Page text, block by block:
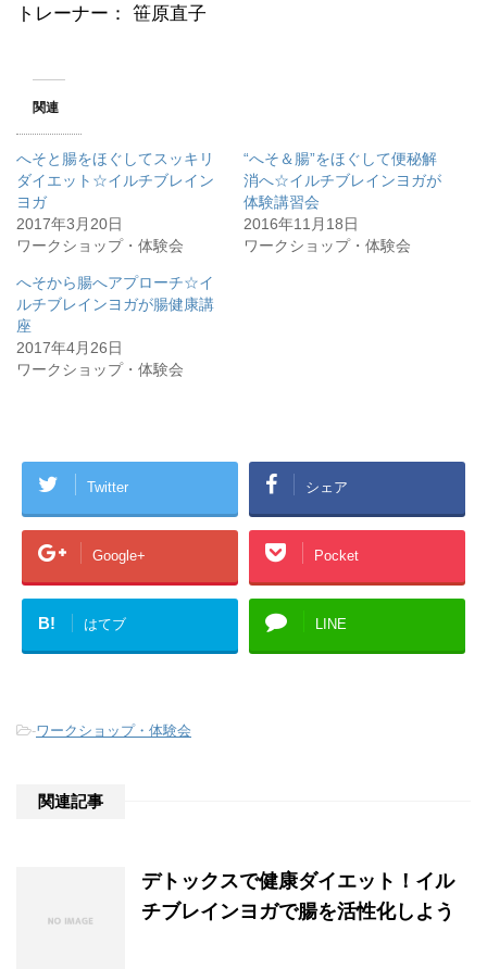
トレーナー： 笹原直子
関連
へそと腸をほぐしてスッキリ
ダイエット☆イルチブレイン
ヨガ
2017年3月20日
ワークショップ・体験会
“へそ＆腸”をほぐして便秘解
消へ☆イルチブレインヨガが
体験講習会
2016年11月18日
ワークショップ・体験会
へそから腸へアプローチ☆イ
ルチブレインヨガが腸健康講
座
2017年4月26日
ワークショップ・体験会
Twitter シェア
Google+ Pocket
B! はてブ LINE
-ワークショップ・体験会
関連記事
デトックスで健康ダイエット！イル
チブレインヨガで腸を活性化しよう